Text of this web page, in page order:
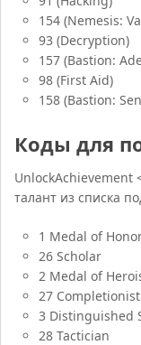
154 (Nemesis:
93 (Decryption)
157 (Bastion:
98 (First Aid)
158 (Bastion:
Коды для
UnlockAchievement
талант из списка
1 Medal of
26 Scholar
2 Medal of
27 Completionist
3 Distinguished
28 Tactician